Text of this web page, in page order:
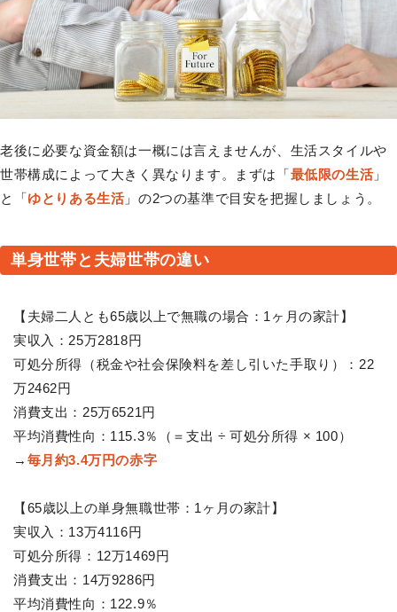
老後に必要な資金額は一概には言えませんが、生活スタイルや
世帯構成によって大きく異なります。まずは「最低限の生活」
と「ゆとりある生活」の2つの基準で目安を把握しましょう。
単身世帯と夫婦世帯の違い
【夫婦二人とも65歳以上で無職の場合：1ヶ月の家計】
実収入：25万2818円
可処分所得（税金や社会保険料を差し引いた手取り）：22
万2462円
消費支出：25万6521円
平均消費性向：115.3％（＝支出 ÷ 可処分所得 × 100）
→ 毎月約3.4万円の赤字
【65歳以上の単身無職世帯：1ヶ月の家計】
実収入：13万4116円
可処分所得：12万1469円
消費支出：14万9286円
平均消費性向：122.9％